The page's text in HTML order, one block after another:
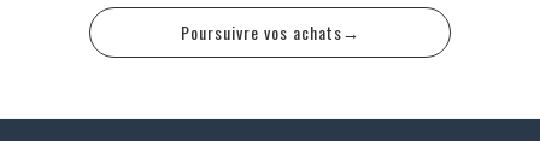
Poursuivre vos achats→